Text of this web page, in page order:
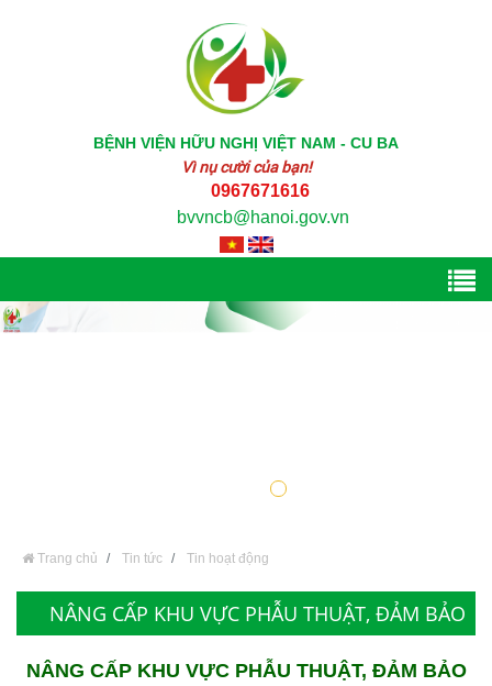
BỆNH VIỆN HỮU NGHỊ VIỆT NAM - CU BA
Vì nụ cười của bạn!
0967671616
bvvncb@hanoi.gov.vn
Trang chủ Tin tức Tin hoạt động
NÂNG CẤP KHU VỰC PHẪU THUẬT, ĐẢM BẢO
AN TOÀN VÀ HÀI LÒNG CỦA NGƯỜI BỆNH
NÂNG CẤP KHU VỰC PHẪU THUẬT, ĐẢM BẢO